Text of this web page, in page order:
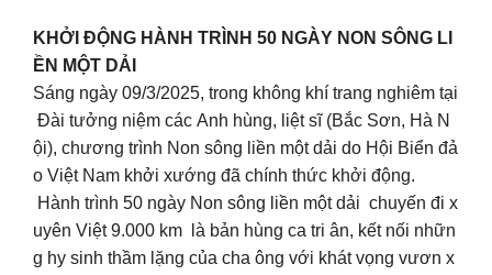
KHỞI ĐỘNG HÀNH TRÌNH 50 NGÀY NON SÔNG LI
ỀN MỘT DẢI
Sáng ngày 09/3/2025, trong không khí trang nghiêm tại
Đài tưởng niệm các Anh hùng, liệt sĩ (Bắc Sơn, Hà N
ội), chương trình Non sông liền một dải do Hội Biển đả
o Việt Nam khởi xướng đã chính thức khởi động.
Hành trình 50 ngày Non sông liền một dải chuyến đi x
uyên Việt 9.000 km là bản hùng ca tri ân, kết nối nhữn
g hy sinh thầm lặng của cha ông với khát vọng vươn x